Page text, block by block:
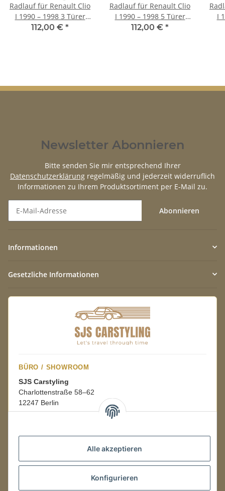
Alle akzeptieren
Konfigurieren
Radlauf für Renault Clio
I 1990 – 1998 3 Türer
rechts
112,00 € *
Radlauf für Renault Clio
I 1990 – 1998 5 Türer
links
112,00 € *
I
Newsletter Abonnieren
Bitte senden Sie mir entsprechend Ihrer
Datenschutzerklärung regelmäßig und jederzeit widerruflich
Informationen zu Ihrem Produktsortiment per E-Mail zu.
Abonnieren
Informationen
Gesetzliche Informationen
BÜRO / SHOWROOM
SJS Carstyling
Charlottenstraße 58–62
12247 Berlin
08:00–16:00 Uhr
LAGER / RETOUREN
Packmonster Fulfillment
SJS Carstyling Lager